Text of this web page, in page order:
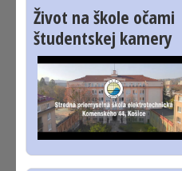
Život na škole očami
študentskej kamery